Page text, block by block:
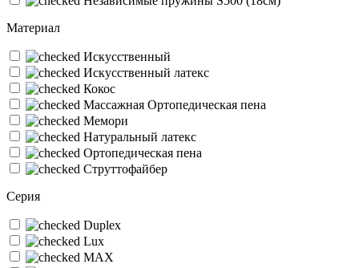
Материал
Искусственный
Искусственный латекс
Кокос
Массажная Ортопедическая пена
Мемори
Натуральный латекс
Ортопедическая пена
Струттофайбер
Серия
Duplex
Lux
MAX